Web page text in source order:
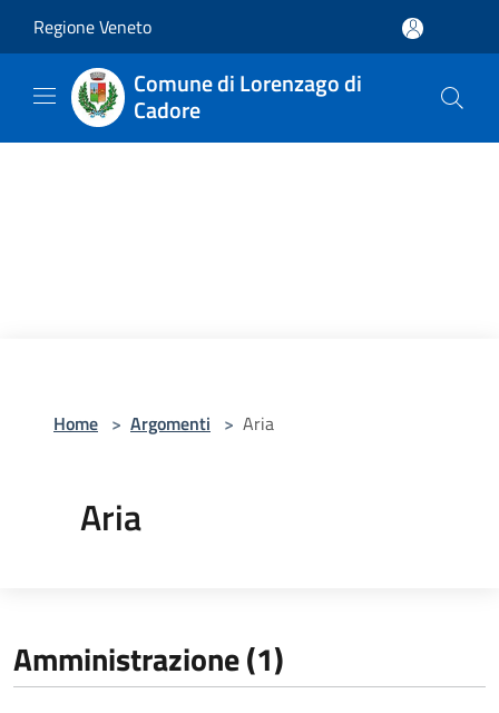
Regione Veneto
Comune di Lorenzago di
Cadore
Home > Argomenti > Aria
Aria
Amministrazione (1)